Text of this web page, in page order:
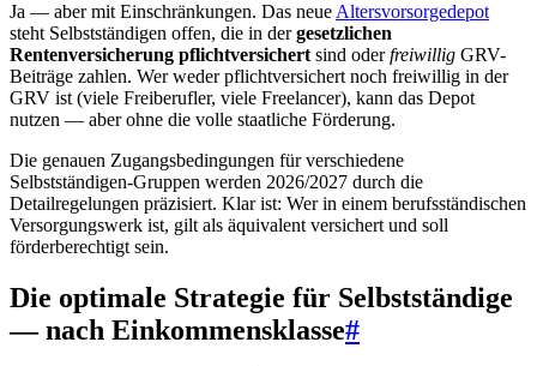
Ja — aber mit Einschränkungen. Das neue Altersvorsorgedepot
steht Selbstständigen offen, die in dergesetzlichen
Rentenversicherung pflichtversichert sind oderfreiwillig GRV-
Beiträge zahlen. Wer weder pflichtversichert noch freiwillig in der
GRV ist (viele Freiberufler, viele Freelancer), kann das Depot
nutzen — aber ohne die volle staatliche Förderung.
Die genauen Zugangsbedingungen für verschiedene
Selbstständigen-Gruppen werden 2026/2027 durch die
Detailregelungen präzisiert. Klar ist: Wer in einem berufsständischen
Versorgungswerk ist, gilt als äquivalent versichert und soll
förderberechtigt sein.
Die optimale Strategie für Selbstständige
— nach Einkommensklasse#